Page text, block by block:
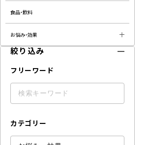
食品・飲料
お悩み・効果
絞り込み
フリーワード
カテゴリー